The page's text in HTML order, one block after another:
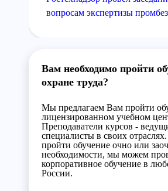
вопросам экспертизы
Вам необходимо пройти
охране труда?
Мы предлагаем Вам пройти
лицензированном учебном
Преподаватели курсов -
специалисты в своих
пройти обучение очно или
необходимости, мы можем
корпоративное обучение в
России.